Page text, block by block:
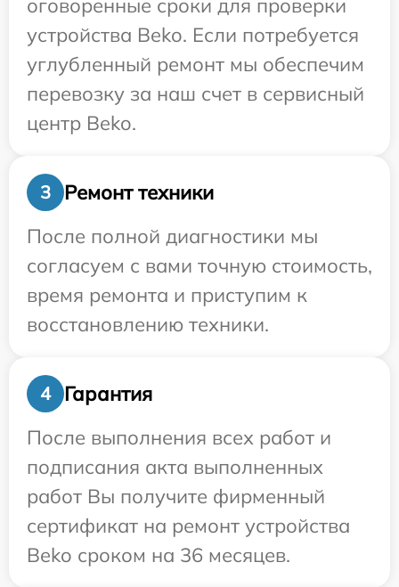
оговоренные сроки для проверки
устройства Beko. Если потребуется
углубленный ремонт мы обеспечим
перевозку за наш счет в сервисный
центр Beko.
3
Ремонт техники
После полной диагностики мы
согласуем с вами точную стоимость,
время ремонта и приступим к
восстановлению техники.
4
Гарантия
После выполнения всех работ и
подписания акта выполненных
работ Вы получите фирменный
сертификат на ремонт устройства
Beko сроком на 36 месяцев.